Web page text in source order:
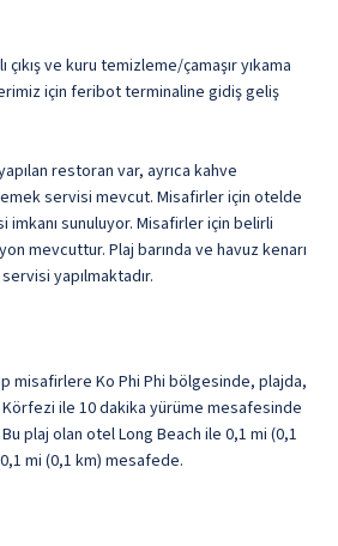
çıkış ve kuru temizleme/çamaşır yıkama
için feribot terminaline gidiş geliş
restoran var, ayrıca kahve
servisi mevcut. Misafirler için otelde
sunuluyor. Misafirler için belirli
mevcuttur. Plaj barında ve havuz kenarı
yapılmaktadır.
misafirlere Ko Phi Phi bölgesinde, plajda,
ile 10 dakika yürüme mesafesinde
plaj olan otel Long Beach ile 0,1 mi (0,1
mi (0,1 km) mesafede.